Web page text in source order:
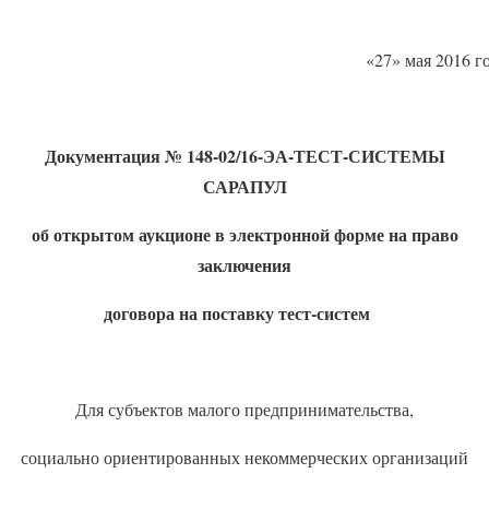
«27» мая 2016
Документация№ 148-02/16-ЭА-ТЕСТ-СИСТЕМЫ
САРАПУЛ
об открытом аукционе в электронной форме на право
заключения
договора на поставку тест-систем
Для субъектов малого предпринимательства,
социально ориентированных некоммерческих организаций